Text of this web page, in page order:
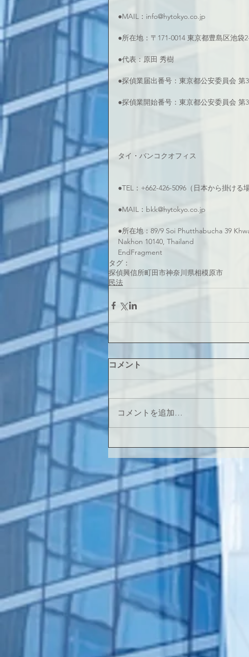
●MAIL：info@hytokyo.co.jp
●所在地：〒171-0014 東京都豊島区池袋
●代表：原田 秀樹
●探偵業届出番号：東京都公安委員会 第
●探偵業開始番号：東京都公安委員会 第
タイ・バンコクオフィス
●TEL：+662-426-5096（日本から掛ける
●MAIL：bkk@hytokyo.co.jp
●所在地：89/9 Soi Phutthabucha 39
Nakhon 10140, Thailand
EndFragment
タグ：
探偵興信所町田市神奈川県相模原市
民法
コメント
コメントを追加…